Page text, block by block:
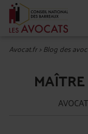
Avocat.fr>Blog des